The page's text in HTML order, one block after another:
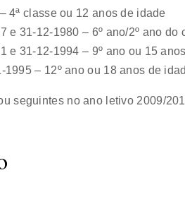
4ª classe ou 12 anos de idade
e 31-12-1980 – 6º ano/2º ano
e 31-12-1994 – 9º ano ou 15
1995 – 12º ano ou 18 anos de
seguintes no ano letivo 2009/